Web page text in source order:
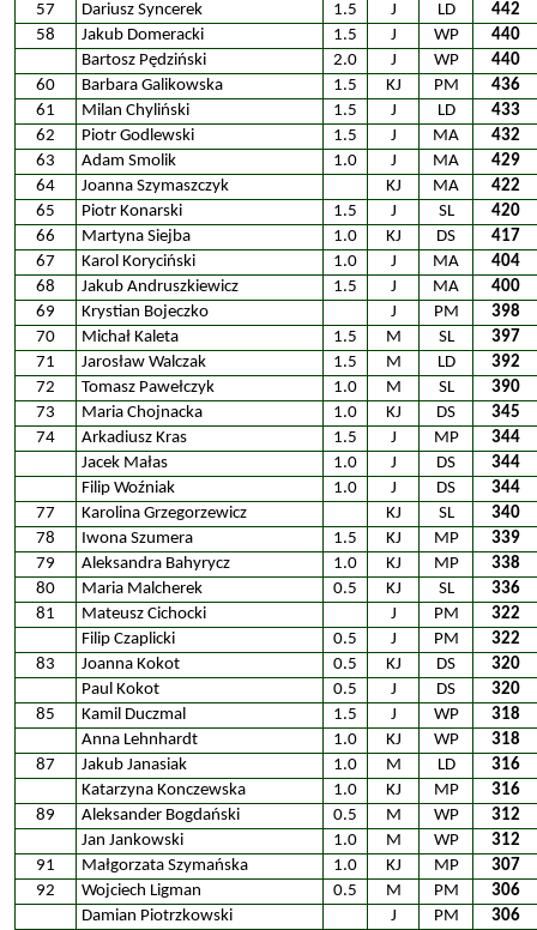
57
Dariusz Syncerek 1.5 J LD
442
58
Jakub Domeracki 1.5 J WP
440
Bartosz Pędziński
2.0 J WP
440
60
Barbara Galikowska 1.5 KJ PM
436
61
Milan Chyliński 1.5 J LD
433
62
Piotr Godlewski 1.5 J MA
432
63
Adam Smolik 1.0 J MA
429
64
Joanna Szymaszczyk KJ MA
422
65
Piotr Konarski 1.5 J SL
420
66
Martyna Siejba 1.0 KJ DS
417
67
Karol Koryciński 1.0 J MA
404
68
Jakub Andruszkiewicz 1.5 J MA
400
69
Krystian Bojeczko J PM
398
70
Michał Kaleta 1.5 M SL
397
71
Jarosław Walczak 1.5 M LD
392
72
Tomasz Pawełczyk 1.0 M SL
390
73
Maria Chojnacka 1.0 KJ DS
345
74
Arkadiusz Kras 1.5 J MP
344
Jacek Małas
1.0 J DS
344
Filip Woźniak
1.0 J DS
344
77
Karolina Grzegorzewicz KJ SL
340
78
Iwona Szumera 1.5 KJ MP
339
79
Aleksandra Bahyrycz 1.0 KJ MP
338
80
Maria Malcherek 0.5 KJ SL
336
81
Mateusz Cichocki J PM
322
Filip Czaplicki
0.5 J PM
322
83
Joanna Kokot 0.5 KJ DS
320
Paul Kokot
0.5 J DS
320
85
Kamil Duczmal 1.5 J WP
318
Anna Lehnhardt
1.0 KJ WP
318
87
Jakub Janasiak 1.0 M LD
316
Katarzyna Konczewska
1.0 KJ MP
316
89
Aleksander Bogdański 0.5 M WP
312
Jan Jankowski
1.0 M WP
312
91
Małgorzata Szymańska 1.0 KJ MP
307
92
Wojciech Ligman 0.5 M PM
306
Damian Piotrzkowski
J PM 306